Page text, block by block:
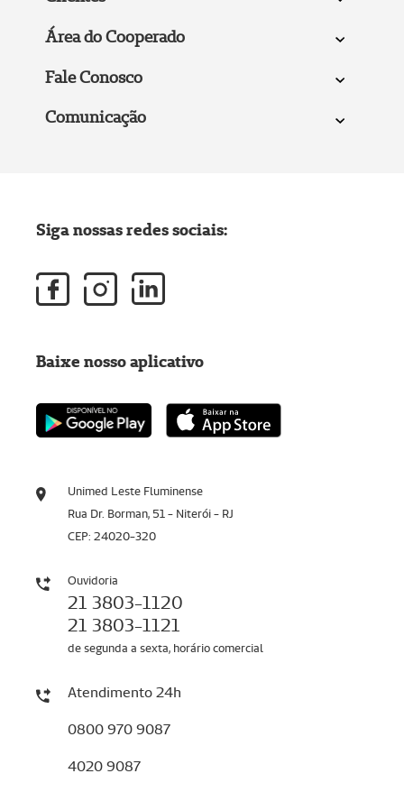
Área do Cooperado
Fale Conosco
Comunicação
Unimed Leste Fluminense
Rua Dr. Borman, 51 - Niterói - RJ
CEP: 24020-320
Ouvidoria
21 3803-1120
21 3803-1121
de segunda a sexta, horário comercial
Atendimento 24h
0800 970 9087
4020 9087
Siga nossas redes sociais:
Baixe nosso aplicativo